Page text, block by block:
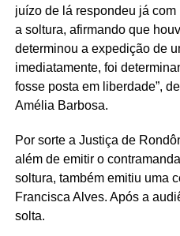
juízo de lá respondeu já
a soltura, afirmando que
determinou a expedição de
imediatamente, foi
fosse posta em liberdade”,
Amélia Barbosa.
Por sorte a Justiça de
além de emitir o
soltura, também emitiu uma
Francisca Alves. Após a
solta.